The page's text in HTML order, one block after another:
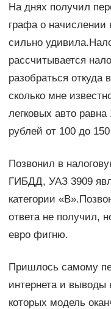
На днях получил
графа о начислении
сильно
рассчитывается
разобраться откуда
сколько мне
легковых авто
рублей от 100 до
Позвонил в
ГИБДД, УАЗ 3909
категории
ответа не получил,
евро фигню.
Пришлось самому
интернета и
которых модель